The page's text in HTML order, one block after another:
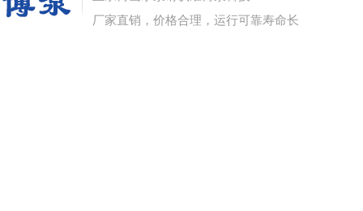
厂家直销，价格合理，运行可靠寿命长